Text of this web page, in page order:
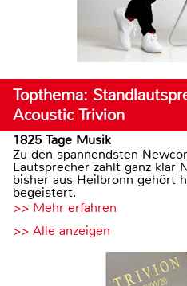
Topthema:
Acoustic Trivion
1825 Tage Musik
Zu den spannendsten
Lautsprecher zählt ganz klar
bisher aus Heilbronn gehört
begeistert.
>> Mehr erfahren
>> Alle anzeigen